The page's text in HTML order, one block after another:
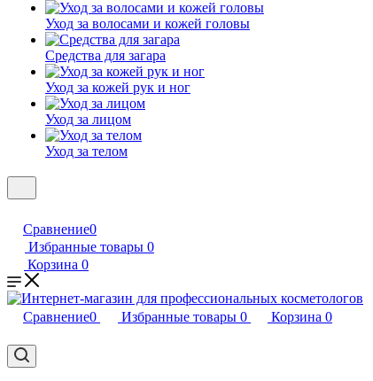
Уход за волосами и кожей головы
Средства для загара
Уход за кожей рук и ног
Уход за лицом
Уход за телом
Сравнение0
Избранные товары 0
Корзина 0
Сравнение0 Избранные товары 0 Корзина 0